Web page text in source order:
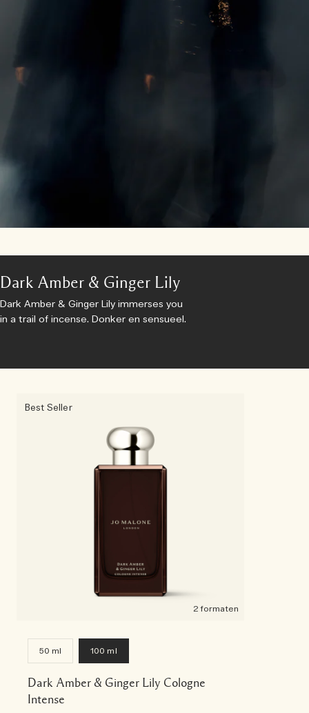
Dark Amber & Ginger Lily
Dark Amber & Ginger Lily immerses you
in a trail of incense. Donker en sensueel.
Best Seller
2 formaten
50 ml 100 ml
Dark Amber & Ginger Lily Cologne
Intense